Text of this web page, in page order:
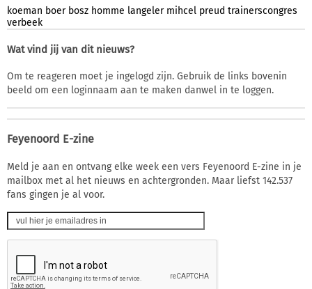
koeman boer bosz homme langeler mihcel preud trainerscongres
verbeek
Wat vind jij van dit nieuws?
Om te reageren moet je ingelogd zijn. Gebruik de links bovenin
beeld om een loginnaam aan te maken danwel in te loggen.
Feyenoord E-zine
Meld je aan en ontvang elke week een vers Feyenoord E-zine in je
mailbox met al het nieuws en achtergronden. Maar liefst 142.537
fans gingen je al voor.